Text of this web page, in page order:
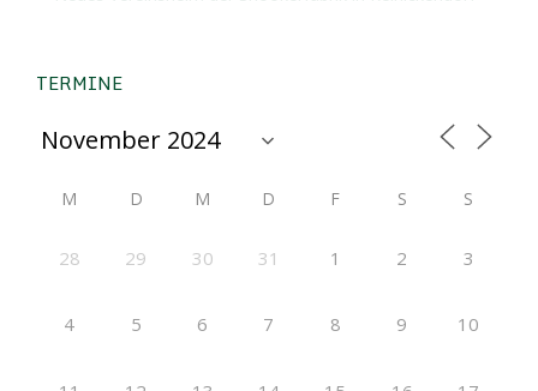
TERMINE
M D M D F S S
28 29 30 31 1 2 3
4 5 6 7 8 9 10